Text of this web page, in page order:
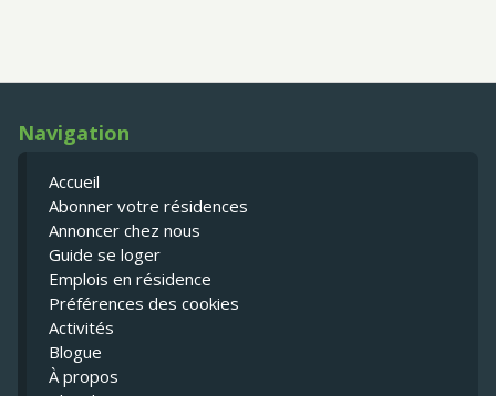
Navigation
Accueil
Abonner votre résidences
Annoncer chez nous
Guide se loger
Emplois en résidence
Préférences des cookies
Activités
Blogue
À propos